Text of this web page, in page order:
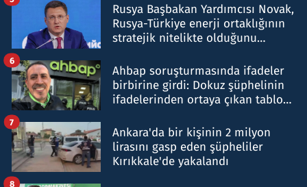
Rusya Başbakan Yardımcısı Novak,
Rusya-Türkiye enerji ortaklığının
stratejik nitelikte olduğunu
Ahbap soruşturmasında ifadeler
birbirine girdi: Dokuz şüphelinin
ifadelerinden ortaya çıkan tablo
6
Ankara'da bir kişinin 2 milyon
lirasını gasp eden şüpheliler
Kırıkkale'de yakalandı
7
8